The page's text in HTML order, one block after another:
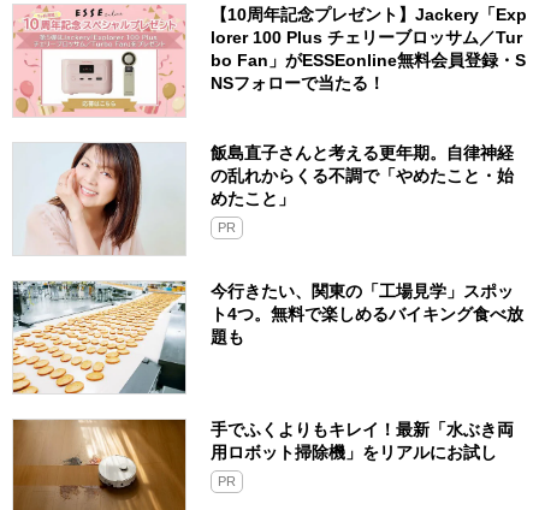
【10周年記念プレゼント】Jackery「Exp
lorer 100 Plus チェリーブロッサム／Tur
bo Fan」がESSEonline無料会員登録・S
NSフォローで当たる！
飯島直子さんと考える更年期。自律神経
の乱れからくる不調で「やめたこと・始
めたこと」
PR
今行きたい、関東の「工場見学」スポッ
ト4つ。無料で楽しめるバイキング食べ放
題も
手でふくよりもキレイ！最新「水ぶき両
用ロボット掃除機」をリアルにお試し
PR